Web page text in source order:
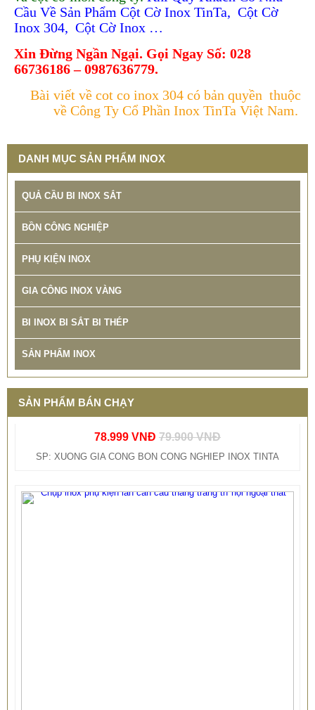
Cầu Về Sản Phẩm Cột Cờ Inox TinTa, Cột Cờ
Inox 304, Cột Cờ Inox …
Xin Đừng Ngần Ngại. Gọi Ngay Số: 028
66736186 – 0987636779.
Bài viết về cot co inox 304 có bản quyền thuộc
về Công Ty Cổ Phần Inox TinTa Việt Nam.
DANH MỤC SẢN PHẨM INOX
QUẢ CẦU BI INOX SẮT
BỒN CÔNG NGHIỆP
PHỤ KIỆN INOX
GIA CÔNG INOX VÀNG
BI INOX BI SẮT BI THÉP
SẢN PHẨM INOX
SẢN PHẨM BÁN CHẠY
SP: BANG GIA GIA CONG INOX TINTA
XƯỞNG SẢN XUẤT BỒN INOX CÔNG NGHIỆP TINTA TÌNH
ĐƠM HOA
78.999 VNĐ79.900 VNĐ
SP: XUONG GIA CONG BON CONG NGHIEP INOX TINTA